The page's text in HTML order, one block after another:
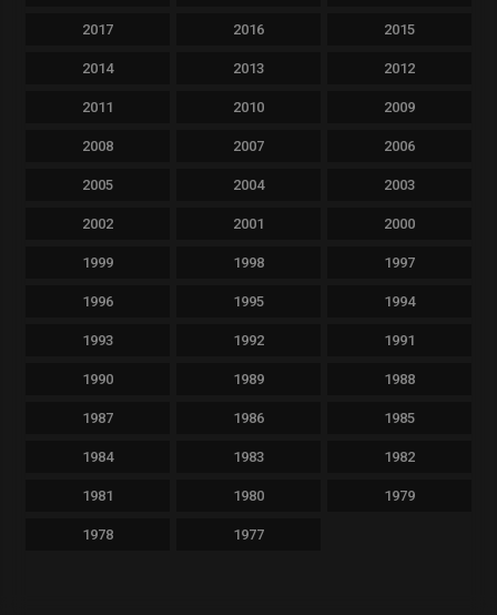
2017 2016 2015
2014 2013 2012
2011 2010 2009
2008 2007 2006
2005 2004 2003
2002 2001 2000
1999 1998 1997
1996 1995 1994
1993 1992 1991
1990 1989 1988
1987 1986 1985
1984 1983 1982
1981 1980 1979
1978 1977